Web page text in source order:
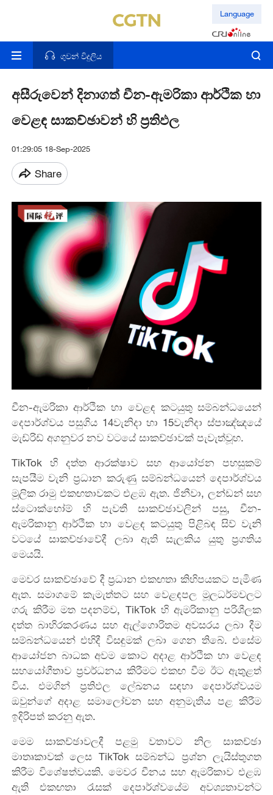
Language
ගුවන් විදුලිය
අසීරුවෙන් දිනාගත් චීන-ඇමරිකා ආර්ථික හා
වෙළඳ සාකච්ඡාවන් හි ප්‍රතිඵල
01:29:05 18-Sep-2025
Share
චීන-ඇමරිකා ආර්ථික හා වෙළඳ කටයුතු සම්බන්ධයෙන්
දෙපාර්ශ්වය පසුගිය 14වැනිදා හා 15වැනිදා ස්පාඤ්ඤයේ
මැඩ්රිඩ් අගනුවර නව වටයේ සාකච්ඡාවක් පැවැත්වූහ.
TikTok හි දත්ත ආරක්ෂාව සහ ආයෝජන පහසුකම්
සැපයීම වැනි ප්‍රධාන කරුණු සම්බන්ධයෙන් දෙපාර්ශ්වය
මූලික රාමු එකඟතාවකට එළඹ ඇත. ජිනීවා, ලන්ඩන් සහ
ස්ටොක්හෝම් හි පැවති සාකච්ඡාවලින් පසු, චීන-
ඇමරිකානු ආර්ථික හා වෙළඳ කටයුතු පිළිබඳ සිව් වැනි
වටයේ සාකච්ඡාවේදී ලබා ඇති සැලකිය යුතු ප්‍රගතිය
මෙයයි.
මෙවර සාකච්ඡාවේ දී ප්‍රධාන එකඟතා කිහිපයකට පැමිණ
ඇත. සමාගමේ කැමැත්තට සහ වෙළඳපල මූලධර්මවලට
ගරු කිරීම මත පදනම්ව, TikTok හි ඇමරිකානු පරිශීලක
දත්ත බාහිරකරණය සහ ඇල්ගොරිතම අවසරය ලබා දීම
සම්බන්ධයෙන් එහිදී විසඳුමක් ලබා ගෙන තිබේ. එසේම
ආයෝජන බාධක අවම කොට අදාළ ආර්ථික හා වෙළඳ
සහයෝගීතාව ප්‍රවර්ධනය කිරීමට එකඟ වීම ඊට ඇතුළත්
විය. එමගින් ප්‍රතිඵල ලේඛනය සඳහා දෙපාර්ශ්වයම
ඔවුන්ගේ අදාළ සමාලෝචන සහ අනුමැතිය පළ කිරීම
ඉදිරිපත් කරනු ඇත.
මෙම සාකච්ඡාවලදී පළමු වතාවට නිල සාකච්ඡා
මාතෘකාවක් ලෙස TikTok සම්බන්ධ ප්‍රශ්න ලැයිස්තුගත
කිරීම විශේෂත්වයකි. මෙවර චීනය සහ ඇමරිකාව එළඹ
ඇති එකඟතා රැසක් දෙපාර්ශ්වයේම අවශ්‍යතාවන්ට